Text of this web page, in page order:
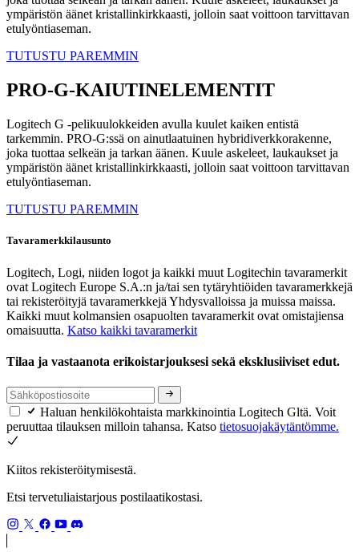
ympäristön äänet kristallinkirkkaasti, jolloin saat voittoon tarvittavan
etulyöntiaseman.
TUTUSTU PAREMMIN
PRO-G-KAIUTINELEMENTIT
Logitech G -pelikuulokkeiden avulla kuulet kaiken entistä
tarkemmin. PRO-G:ssä on ainutlaatuinen hybridiverkkorakenne,
joka tuottaa selkeän ja tarkan äänen. Kuule askeleet, laukaukset ja
ympäristön äänet kristallinkirkkaasti, jolloin saat voittoon tarvittavan
etulyöntiaseman.
TUTUSTU PAREMMIN
Tavaramerkkilausunto
Logitech, Logi, niiden logot ja kaikki muut Logitechin tavaramerkit
ovat Logitech Europe S.A.:n ja/tai sen tytäryhtiöiden tavaramerkkejä
tai rekisteröityjä tavaramerkkejä Yhdysvalloissa ja muissa maissa.
Kaikki muut kolmansien osapuolten tavaramerkit ovat omistajiensa
omaisuutta. Katso kaikki tavaramerkit
Tilaa ja vastaanota erikoistarjouksesi sekä eksklusiiviset edut.
Haluan henkilökohtaista markkinointia Logitech Gltä. Voit
peruuttaa tilauksen milloin tahansa. Katso tietosuojakäytäntömme.
Kiitos rekisteröitymisestä.
Etsi tervetuliaistarjous postilaatikostasi.